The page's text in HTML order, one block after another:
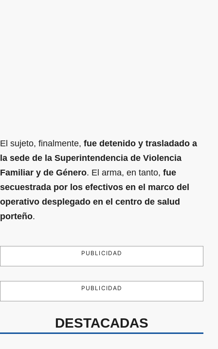
El sujeto, finalmente, fue detenido y trasladado a
la sede de la Superintendencia de Violencia
Familiar y de Género. El arma, en tanto, fue
secuestrada por los efectivos en el marco del
operativo desplegado en el centro de salud
porteño.
PUBLICIDAD
PUBLICIDAD
DESTACADAS